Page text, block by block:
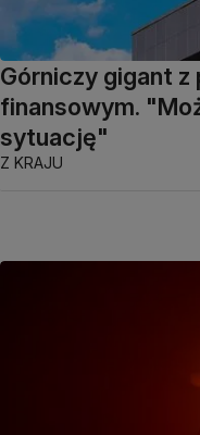
Górniczy gigant
finansowym.
sytuację"
Z KRAJU